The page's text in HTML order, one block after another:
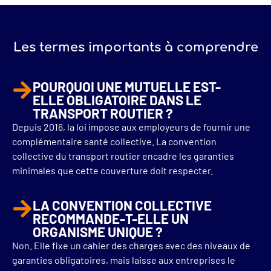
Les termes importants à comprendre
POURQUOI UNE MUTUELLE EST-
ELLE OBLIGATOIRE DANS LE
TRANSPORT ROUTIER ?​
Depuis 2016, la loi impose aux employeurs de fournir une
complémentaire santé collective. La convention
collective du transport routier encadre les garanties
minimales que cette couverture doit respecter.
LA CONVENTION COLLECTIVE
RECOMMANDE-T-ELLE UN
ORGANISME UNIQUE ?
Non. Elle fixe un cahier des charges avec des niveaux de
garanties obligatoires, mais laisse aux entreprises le